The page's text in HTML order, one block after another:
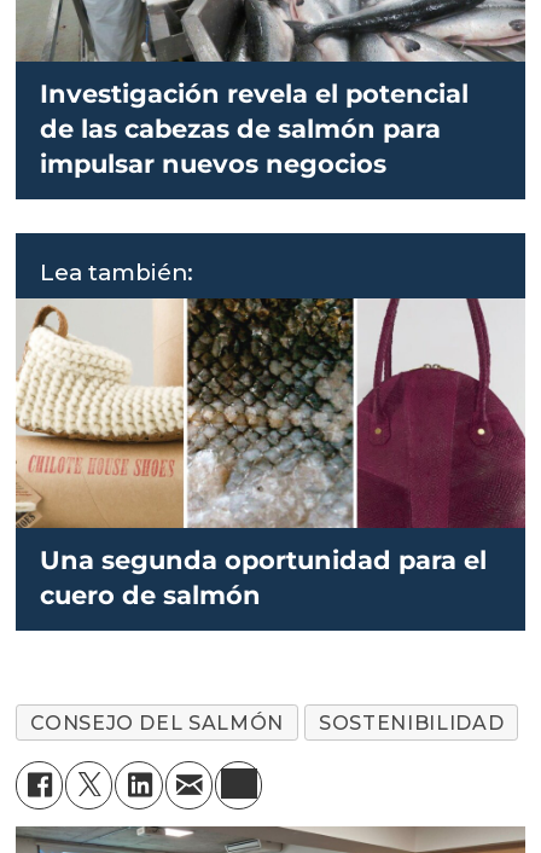
Investigación revela el potencial
de las cabezas de salmón para
impulsar nuevos negocios
Lea también:
Una segunda oportunidad para el
cuero de salmón
CONSEJO DEL SALMÓN SOSTENIBILIDAD